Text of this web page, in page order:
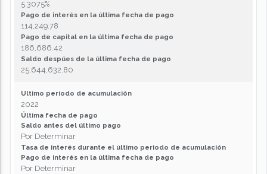
5.3075%
Pago de interés en la última fecha de pago
114,249.78
Pago de capital en la última fecha de pago
186,686.42
Saldo despúes de la última fecha de pago
25,644,632.80
Ultimo período de acumulación
2022
Última fecha de pago
Saldo antes del último pago
Por Determinar
Tasa de interés durante el último periodo de acumulación
Pago de interés en la última fecha de pago
Por Determinar